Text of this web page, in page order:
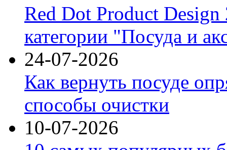
Red Dot Product Design
категории "Посуда и
24-07-2026
Как вернуть посуде
способы очистки
10-07-2026